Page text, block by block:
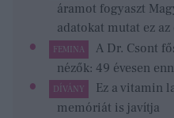
áramot fogyaszt
adatokat mutat ez
FEMINA
A Dr. Csont
nézők: 49 évesen
DÍVÁNY
Ez a vitamin
memóriát is javítja